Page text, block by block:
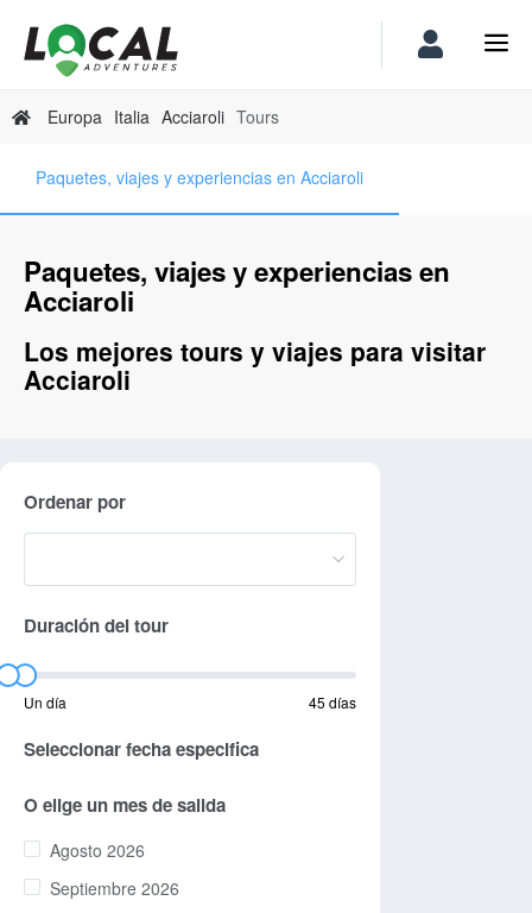
Europa Italia Acciaroli Tours
Paquetes, viajes y experiencias en Acciaroli
Paquetes, viajes y experiencias en
Acciaroli
Los mejores tours y viajes para visitar
Acciaroli
Ordenar por
Duración del tour
Un día 45 días
Seleccionar fecha especifica
O elige un mes de salida
Agosto 2026
Septiembre 2026